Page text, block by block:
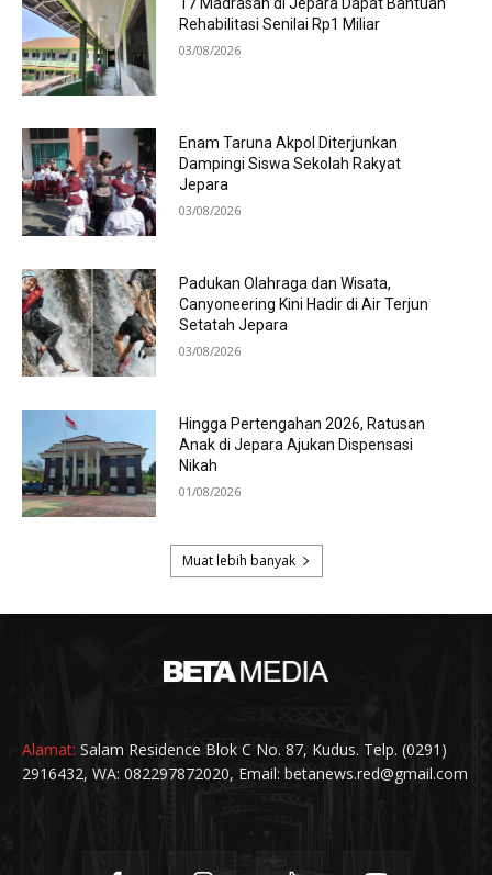
Alamat: Salam Residence Blok C No. 87, Kudus. Telp. (0291)
2916432, WA: 082297872020, Email: betanews.red@gmail.com